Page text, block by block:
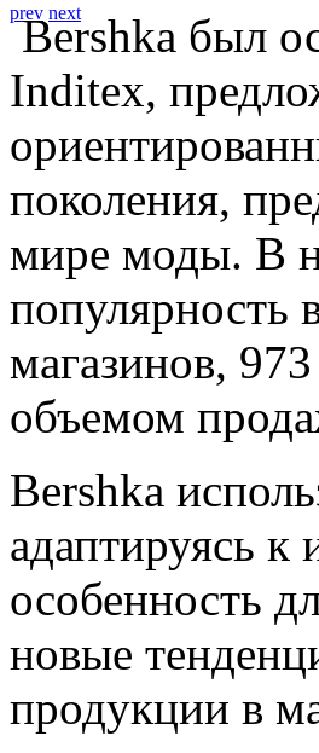
prev next
Bershka был
Inditex,
поколения,
мире моды. В
популярность
магазинов,
объемом
Bershka
адаптируясь
особенность
новые
продукции в